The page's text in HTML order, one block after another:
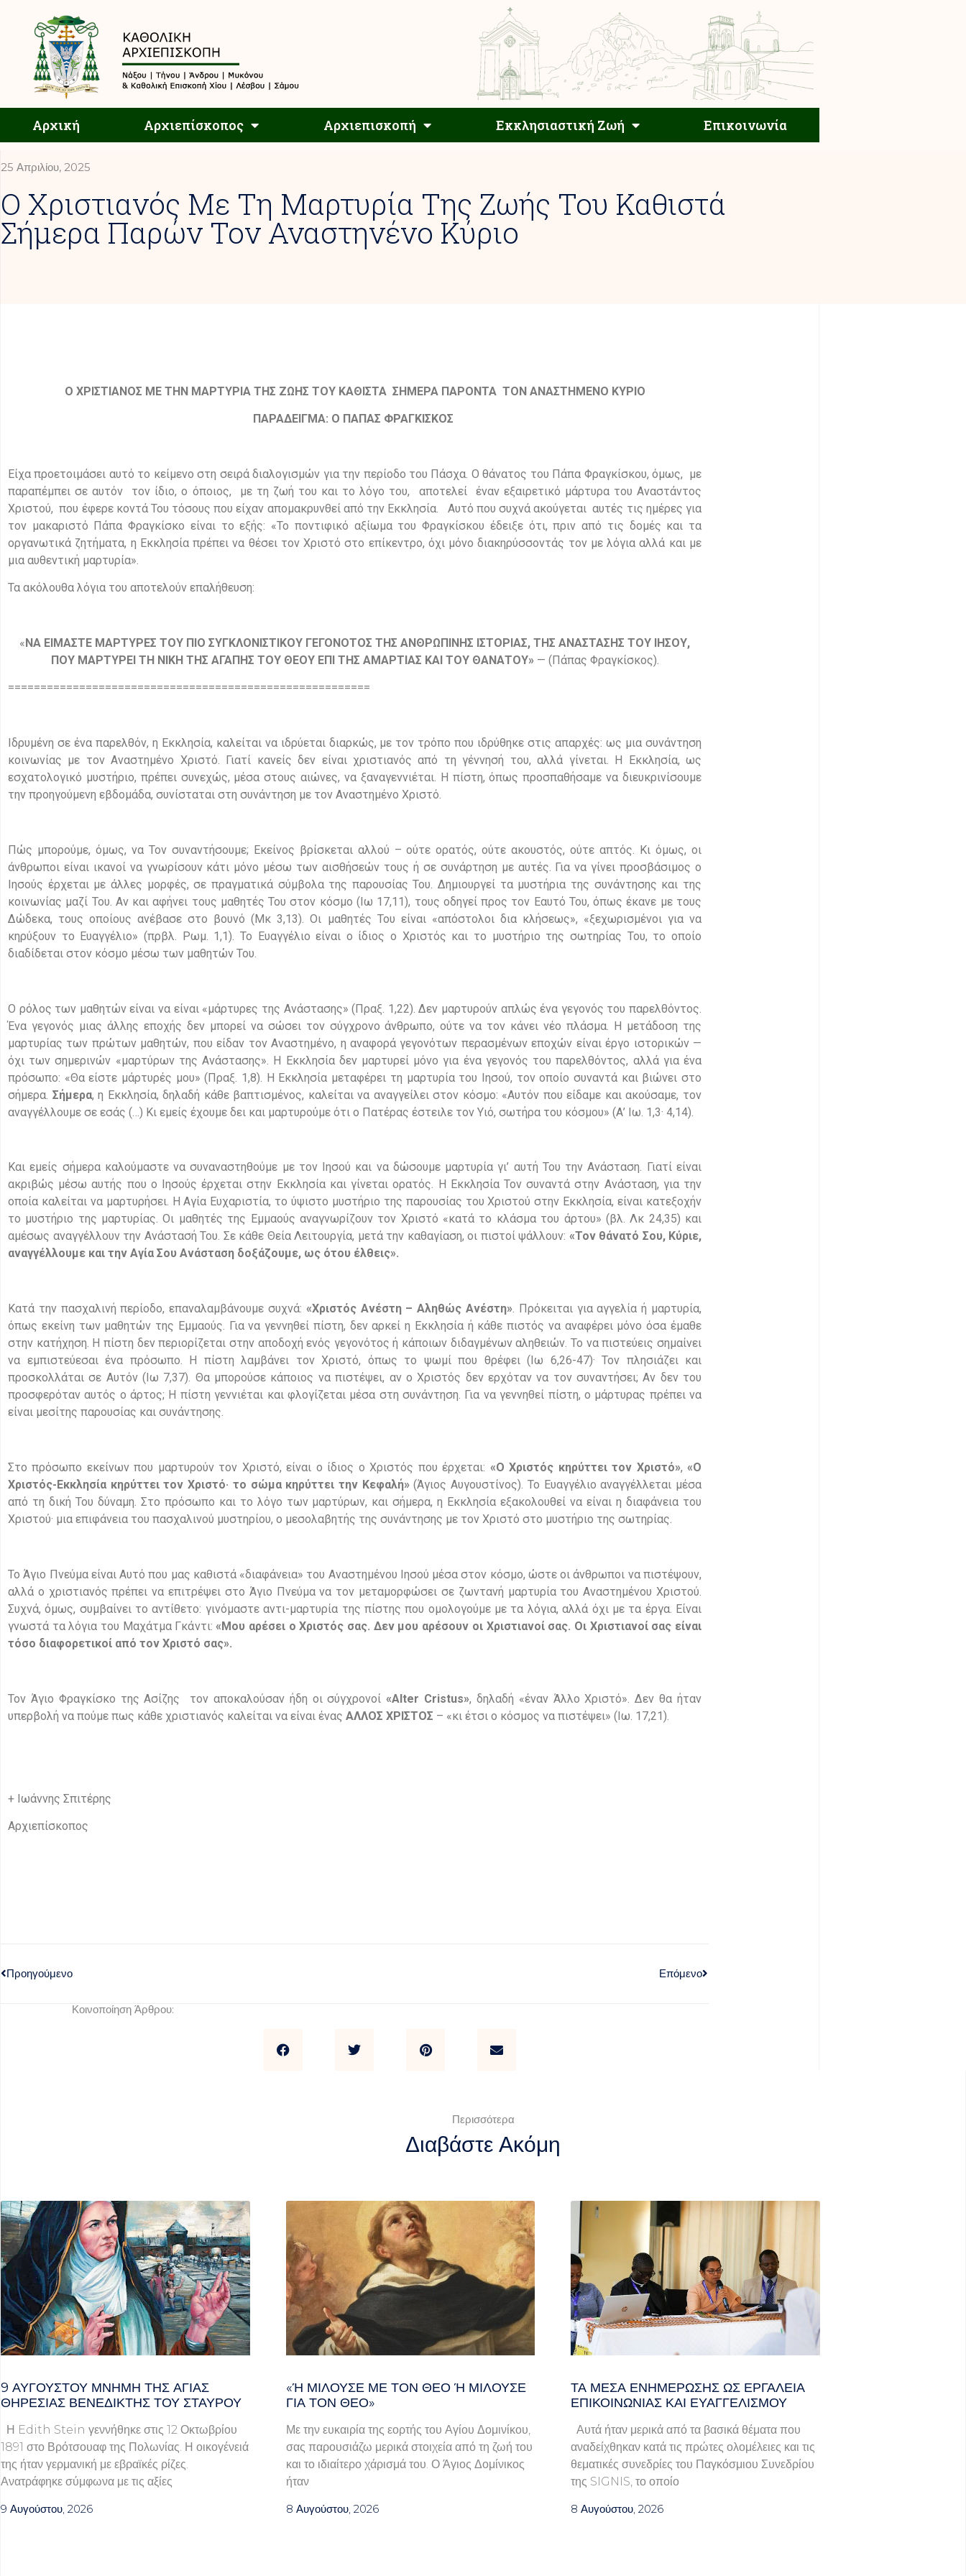
Αρχική Αρχιεπίσκοπος Αρχιεπισκοπή Εκκλησιαστική Ζωή Επικοινωνία
Αρχιεπισκοπή Εκκλησιαστική Ζωή Επικοινωνία
25 Απριλίου, 2025
O Χριστιανός Με Τη Μαρτυρία Της Ζωής Του Καθιστά
Σήμερα Παρών Τον Αναστηνένο Κύριο
Ο ΧΡΙΣΤΙΑΝΟΣ ΜΕ ΤΗΝ ΜΑΡΤΥΡΙΑ ΤΗΣ ΖΩΗΣ ΤΟΥ ΚΑΘΙΣΤΑ ΣΗΜΕΡΑ ΠΑΡΟΝΤΑ ΤΟΝ ΑΝΑΣΤΗΜΕΝΟ ΚΥΡΙΟ
ΠΑΡΑΔΕΙΓΜΑ: Ο ΠΑΠΑΣ ΦΡΑΓΚΙΣΚΟΣ
Είχα προετοιμάσει αυτό το κείμενο στη σειρά διαλογισμών για την περίοδο του Πάσχα. Ο θάνατος του Πάπα Φραγκίσκου, όμως, με
παραπέμπει σε αυτόν τον ίδιο, ο όποιος, με τη ζωή του και το λόγο του, αποτελεί έναν εξαιρετικό μάρτυρα του Αναστάντος
Χριστού, που έφερε κοντά Του τόσους που είχαν απομακρυνθεί από την Εκκλησία. Αυτό που συχνά ακούγεται αυτές τις ημέρες για
τον μακαριστό Πάπα Φραγκίσκο είναι το εξής: «Το ποντιφικό αξίωμα του Φραγκίσκου έδειξε ότι, πριν από τις δομές και τα
οργανωτικά ζητήματα, η Εκκλησία πρέπει να θέσει τον Χριστό στο επίκεντρο, όχι μόνο διακηρύσσοντάς τον με λόγια αλλά και με
μια αυθεντική μαρτυρία».
Τα ακόλουθα λόγια του αποτελούν επαλήθευση:
«ΝΑ ΕΙΜΑΣΤΕ ΜΑΡΤΥΡΕΣ ΤΟΥ ΠΙΟ ΣΥΓΚΛΟΝΙΣΤΙΚΟΥ ΓΕΓΟΝΟΤΟΣ ΤΗΣ ΑΝΘΡΩΠΙΝΗΣ ΙΣΤΟΡΙΑΣ, ΤΗΣ ΑΝΑΣΤΑΣΗΣ ΤΟΥ ΙΗΣΟΥ,
ΠΟΥ ΜΑΡΤΥΡΕΙ ΤΗ ΝΙΚΗ ΤΗΣ ΑΓΑΠΗΣ ΤΟΥ ΘΕΟΥ ΕΠΙ ΤΗΣ ΑΜΑΡΤΙΑΣ ΚΑΙ ΤΟΥ ΘΑΝΑΤΟΥ»— (Πάπας Φραγκίσκος).
========================================================
Ιδρυμένη σε ένα παρελθόν, η Εκκλησία, καλείται να ιδρύεται διαρκώς, με τον τρόπο που ιδρύθηκε στις απαρχές: ως μια συνάντηση
κοινωνίας με τον Αναστημένο Χριστό. Γιατί κανείς δεν είναι χριστιανός από τη γέννησή του, αλλά γίνεται. Η Εκκλησία, ως
εσχατολογικό μυστήριο, πρέπει συνεχώς, μέσα στους αιώνες, να ξαναγεννιέται. Η πίστη, όπως προσπαθήσαμε να διευκρινίσουμε
την προηγούμενη εβδομάδα, συνίσταται στη συνάντηση με τον Αναστημένο Χριστό.
Πώς μπορούμε, όμως, να Τον συναντήσουμε; Εκείνος βρίσκεται αλλού – ούτε ορατός, ούτε ακουστός, ούτε απτός. Κι όμως, οι
άνθρωποι είναι ικανοί να γνωρίσουν κάτι μόνο μέσω των αισθήσεών τους ή σε συνάρτηση με αυτές. Για να γίνει προσβάσιμος ο
Ιησούς έρχεται με άλλες μορφές, σε πραγματικά σύμβολα της παρουσίας Του. Δημιουργεί τα μυστήρια της συνάντησης και της
κοινωνίας μαζί Του. Αν και αφήνει τους μαθητές Του στον κόσμο (Ιω 17,11), τους οδηγεί προς τον Εαυτό Του, όπως έκανε με τους
Δώδεκα, τους οποίους ανέβασε στο βουνό (Μκ 3,13). Οι μαθητές Του είναι «απόστολοι δια κλήσεως», «ξεχωρισμένοι για να
κηρύξουν το Ευαγγέλιο» (πρβλ. Ρωμ. 1,1). Το Ευαγγέλιο είναι ο ίδιος ο Χριστός και το μυστήριο της σωτηρίας Του, το οποίο
διαδίδεται στον κόσμο μέσω των μαθητών Του.
Ο ρόλος των μαθητών είναι να είναι «μάρτυρες της Ανάστασης» (Πραξ. 1,22). Δεν μαρτυρούν απλώς ένα γεγονός του παρελθόντος.
Ένα γεγονός μιας άλλης εποχής δεν μπορεί να σώσει τον σύγχρονο άνθρωπο, ούτε να τον κάνει νέο πλάσμα. Η μετάδοση της
μαρτυρίας των πρώτων μαθητών, που είδαν τον Αναστημένο, η αναφορά γεγονότων περασμένων εποχών είναι έργο ιστορικών —
όχι των σημερινών «μαρτύρων της Ανάστασης». Η Εκκλησία δεν μαρτυρεί μόνο για ένα γεγονός του παρελθόντος, αλλά για ένα
πρόσωπο: «Θα είστε μάρτυρές μου» (Πραξ. 1,8). Η Εκκλησία μεταφέρει τη μαρτυρία του Ιησού, τον οποίο συναντά και βιώνει στο
σήμερα. Σήμερα, η Εκκλησία, δηλαδή κάθε βαπτισμένος, καλείται να αναγγείλει στον κόσμο: «Αυτόν που είδαμε και ακούσαμε, τον
αναγγέλλουμε σε εσάς (…) Κι εμείς έχουμε δει και μαρτυρούμε ότι ο Πατέρας έστειλε τον Υιό, σωτήρα του κόσμου» (Α’ Ιω. 1,3· 4,14).
Και εμείς σήμερα καλούμαστε να συναναστηθούμε με τον Ιησού και να δώσουμε μαρτυρία γι’ αυτή Του την Ανάσταση. Γιατί είναι
ακριβώς μέσω αυτής που ο Ιησούς έρχεται στην Εκκλησία και γίνεται ορατός. Η Εκκλησία Τον συναντά στην Ανάσταση, για την
οποία καλείται να μαρτυρήσει. Η Αγία Ευχαριστία, το ύψιστο μυστήριο της παρουσίας του Χριστού στην Εκκλησία, είναι κατεξοχήν
το μυστήριο της μαρτυρίας. Οι μαθητές της Εμμαούς αναγνωρίζουν τον Χριστό «κατά το κλάσμα του άρτου» (βλ. Λκ 24,35) και
αμέσως αναγγέλλουν την Ανάστασή Του. Σε κάθε Θεία Λειτουργία, μετά την καθαγίαση, οι πιστοί ψάλλουν: «Τον θάνατό Σου, Κύριε,
αναγγέλλουμε και την Αγία Σου Ανάσταση δοξάζουμε, ως ότου έλθεις».
Κατά την πασχαλινή περίοδο, επαναλαμβάνουμε συχνά: «Χριστός Ανέστη – Αληθώς Ανέστη». Πρόκειται για αγγελία ή μαρτυρία,
όπως εκείνη των μαθητών της Εμμαούς. Για να γεννηθεί πίστη, δεν αρκεί η Εκκλησία ή κάθε πιστός να αναφέρει μόνο όσα έμαθε
στην κατήχηση. Η πίστη δεν περιορίζεται στην αποδοχή ενός γεγονότος ή κάποιων διδαγμένων αληθειών. Το να πιστεύεις σημαίνει
να εμπιστεύεσαι ένα πρόσωπο. Η πίστη λαμβάνει τον Χριστό, όπως το ψωμί που θρέφει (Ιω 6,26-47)· Τον πλησιάζει και
προσκολλάται σε Αυτόν (Ιω 7,37). Θα μπορούσε κάποιος να πιστέψει, αν ο Χριστός δεν ερχόταν να τον συναντήσει; Αν δεν του
προσφερόταν αυτός ο άρτος; Η πίστη γεννιέται και φλογίζεται μέσα στη συνάντηση. Για να γεννηθεί πίστη, ο μάρτυρας πρέπει να
είναι μεσίτης παρουσίας και συνάντησης.
Στο πρόσωπο εκείνων που μαρτυρούν τον Χριστό, είναι ο ίδιος ο Χριστός που έρχεται: «Ο Χριστός κηρύττει τον Χριστό»,«Ο
Χριστός-Εκκλησία κηρύττει τον Χριστό· το σώμα κηρύττει την Κεφαλή»(Άγιος Αυγουστίνος). Το Ευαγγέλιο αναγγέλλεται μέσα
από τη δική Του δύναμη. Στο πρόσωπο και το λόγο των μαρτύρων, και σήμερα, η Εκκλησία εξακολουθεί να είναι η διαφάνεια του
Χριστού· μια επιφάνεια του πασχαλινού μυστηρίου, ο μεσολαβητής της συνάντησης με τον Χριστό στο μυστήριο της σωτηρίας.
Το Άγιο Πνεύμα είναι Αυτό που μας καθιστά «διαφάνεια» του Αναστημένου Ιησού μέσα στον κόσμο, ώστε οι άνθρωποι να πιστέψουν,
αλλά ο χριστιανός πρέπει να επιτρέψει στο Άγιο Πνεύμα να τον μεταμορφώσει σε ζωντανή μαρτυρία του Αναστημένου Χριστού.
Συχνά, όμως, συμβαίνει το αντίθετο: γινόμαστε αντι-μαρτυρία της πίστης που ομολογούμε με τα λόγια, αλλά όχι με τα έργα. Είναι
γνωστά τα λόγια του Μαχάτμα Γκάντι:«Μου αρέσει ο Χριστός σας. Δεν μου αρέσουν οι Χριστιανοί σας. Οι Χριστιανοί σας είναι
τόσο διαφορετικοί από τον Χριστό σας».
Τον Άγιο Φραγκίσκο της Ασίζης τον αποκαλούσαν ήδη οι σύγχρονοί«Alter Cristus», δηλαδή «έναν Άλλο Χριστό». Δεν θα ήταν
υπερβολή να πούμε πως κάθε χριστιανός καλείται να είναι ένας ΑΛΛΟΣ ΧΡΙΣΤΟΣ – «κι έτσι ο κόσμος να πιστέψει» (Ιω. 17,21).
+ Ιωάννης Σπιτέρης
Αρχιεπίσκοπος
Προηγούμενο Επόμενο
Κοινοποίηση Άρθρου:
Περισσότερα
Διαβάστε Ακόμη
9 ΑΥΓΟΥΣΤΟΥ ΜΝΗΜΗ ΤΗΣ ΑΓΙΑΣ
ΘΗΡΕΣΙΑΣ ΒΕΝΕΔΙΚΤΗΣ ΤΟΥ ΣΤΑΥΡΟΥ
Η Edith Stein γεννήθηκε στις 12 Οκτωβρίου
1891 στο Βρότσουαφ της Πολωνίας. Η οικογένειά
της ήταν γερμανική με εβραϊκές ρίζες.
Ανατράφηκε σύμφωνα με τις αξίες
9 Αυγούστου, 2026
«Ή ΜΙΛΟΎΣΕ ΜΕ ΤΟΝ ΘΕΌ Ή ΜΙΛΟΎΣΕ ΓΙ
Α ΤΟΝ ΘΕΌ»
Με την ευκαιρία της εορτής του Αγίου Δομινίκου,
σας παρουσιάζω μερικά στοιχεία από τη ζωή του
και το ιδιαίτερο χάρισμά του. Ο Άγιος Δομίνικος
ήταν
8 Αυγούστου, 2026
ΤΑ ΜΈΣΑ ΕΝΗΜΈΡΩΣΗΣ ΩΣ ΕΡΓΑΛΕΊΑ
ΕΠΙΚΟΙΝΩΝΊΑΣ ΚΑΙ ΕΥΑΓΓΕΛΙΣΜΟΎ
Αυτά ήταν μερικά από τα βασικά θέματα που
αναδείχθηκαν κατά τις πρώτες ολομέλειες και τις
θεματικές συνεδρίες του Παγκόσμιου Συνεδρίου
της SIGNIS, το οποίο
8 Αυγούστου, 2026